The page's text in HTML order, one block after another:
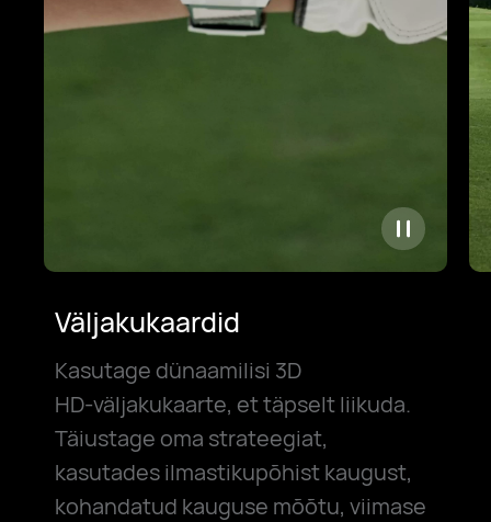
Väljakukaardid
Kasutage dünaamilisi 3D
HD-väljakukaarte, et täpselt liikuda.
Täiustage oma strateegiat,
kasutades ilmastikupõhist kaugust,
kohandatud kauguse mõõtu, viimase